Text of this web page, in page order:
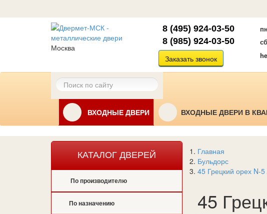
Москва
8 (495) 924-03-50
8 (985) 924-03-50
Заказать звонок
ВХОДНЫЕ ДВЕРИ ВХОДНЫЕ ДВЕРИ В
КАТАЛОГ ДВЕРЕЙ
По производителю
По назначению
Главная
Бульдорс
45 Грецкий орех N-
45